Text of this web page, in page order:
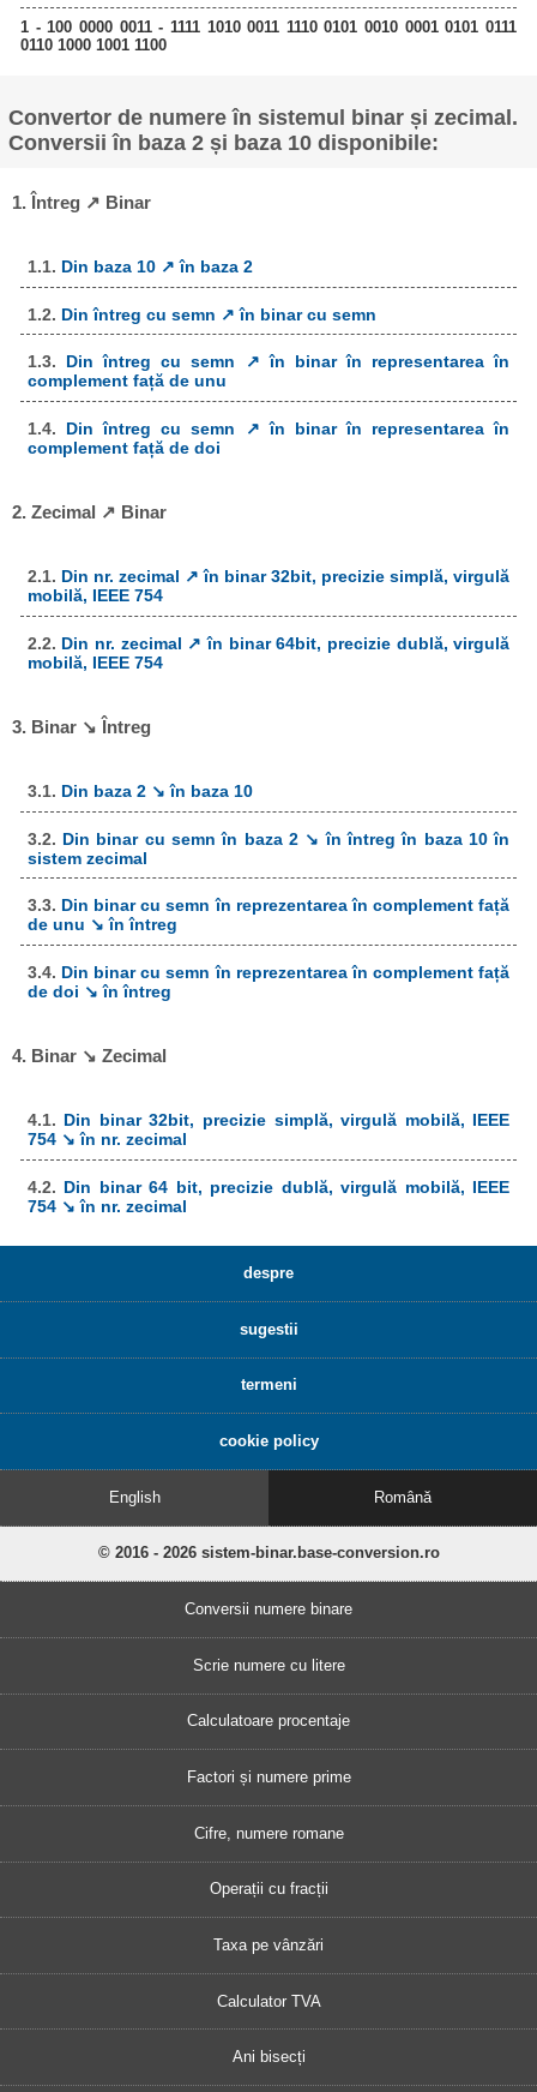
1 - 100 0000 0011 - 1111 1010 0011 1110 0101 0010 0001 0101 0111
0110 1000 1001 1100
Convertor de numere în sistemul binar și zecimal.
Conversii în baza 2 și baza 10 disponibile:
1. Întreg ↗ Binar
1.1. Din baza 10 ↗ în baza 2
1.2. Din întreg cu semn ↗ în binar cu semn
1.3. Din întreg cu semn ↗ în binar în representarea în
complement față de unu
1.4. Din întreg cu semn ↗ în binar în representarea în
complement față de doi
2. Zecimal ↗ Binar
2.1. Din nr. zecimal ↗ în binar 32bit, precizie simplă, virgulă
mobilă, IEEE 754
2.2. Din nr. zecimal ↗ în binar 64bit, precizie dublă, virgulă
mobilă, IEEE 754
3. Binar ↘ Întreg
3.1. Din baza 2 ↘ în baza 10
3.2. Din binar cu semn în baza 2 ↘ în întreg în baza 10 în
sistem zecimal
3.3. Din binar cu semn în reprezentarea în complement față
de unu ↘ în întreg
3.4. Din binar cu semn în reprezentarea în complement față
de doi ↘ în întreg
4. Binar ↘ Zecimal
4.1. Din binar 32bit, precizie simplă, virgulă mobilă, IEEE
754 ↘ în nr. zecimal
4.2. Din binar 64 bit, precizie dublă, virgulă mobilă, IEEE
754 ↘ în nr. zecimal
despre
sugestii
termeni
cookie policy
English Română
© 2016 - 2026 sistem-binar.base-conversion.ro
Conversii numere binare
Scrie numere cu litere
Calculatoare procentaje
Factori și numere prime
Cifre, numere romane
Operații cu fracții
Taxa pe vânzări
Calculator TVA
Ani bisecți